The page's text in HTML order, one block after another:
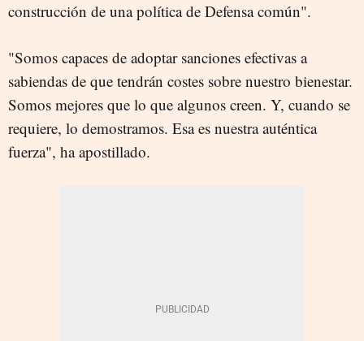
construcción de una política de Defensa común".
"Somos capaces de adoptar sanciones efectivas a
sabiendas de que tendrán costes sobre nuestro bienestar.
Somos mejores que lo que algunos creen. Y, cuando se
requiere, lo demostramos. Esa es nuestra auténtica
fuerza", ha apostillado.